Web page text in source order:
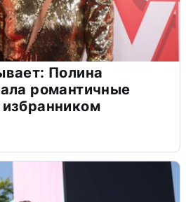
Полина
романтичные